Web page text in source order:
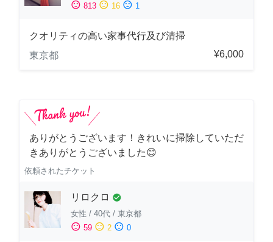
sentiment_satisfied 813 sentiment_neutral 16 sentiment_dissatisfied 1
クオリティの高い家事代行及び清掃
東京都
¥6,000
ありがとうございます！きれいに掃除していただ
きありがとうございました😊
依頼されたチケット
リロクロ check_circle
女性 / 40代 / 東京都
sentiment_satisfied 59 sentiment_neutral 2 sentiment_dissatisfied 0